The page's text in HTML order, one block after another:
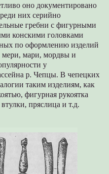
оно документировано
них серийно
гребни с фигурными
конскими головками
по оформлению изделий
мери, мари, мордвы и
у
р. Чепцы. В чепецких
таким изделиям, как
фигурная рукоятка
пряслица и т.д.